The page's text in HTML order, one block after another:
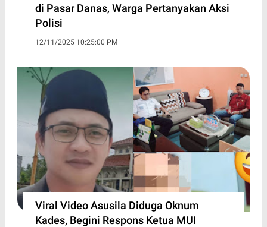
di Pasar Danas, Warga Pertanyakan Aksi
Polisi
12/11/2025 10:25:00 PM
Viral Video Asusila Diduga Oknum
Kades, Begini Respons Ketua MUI